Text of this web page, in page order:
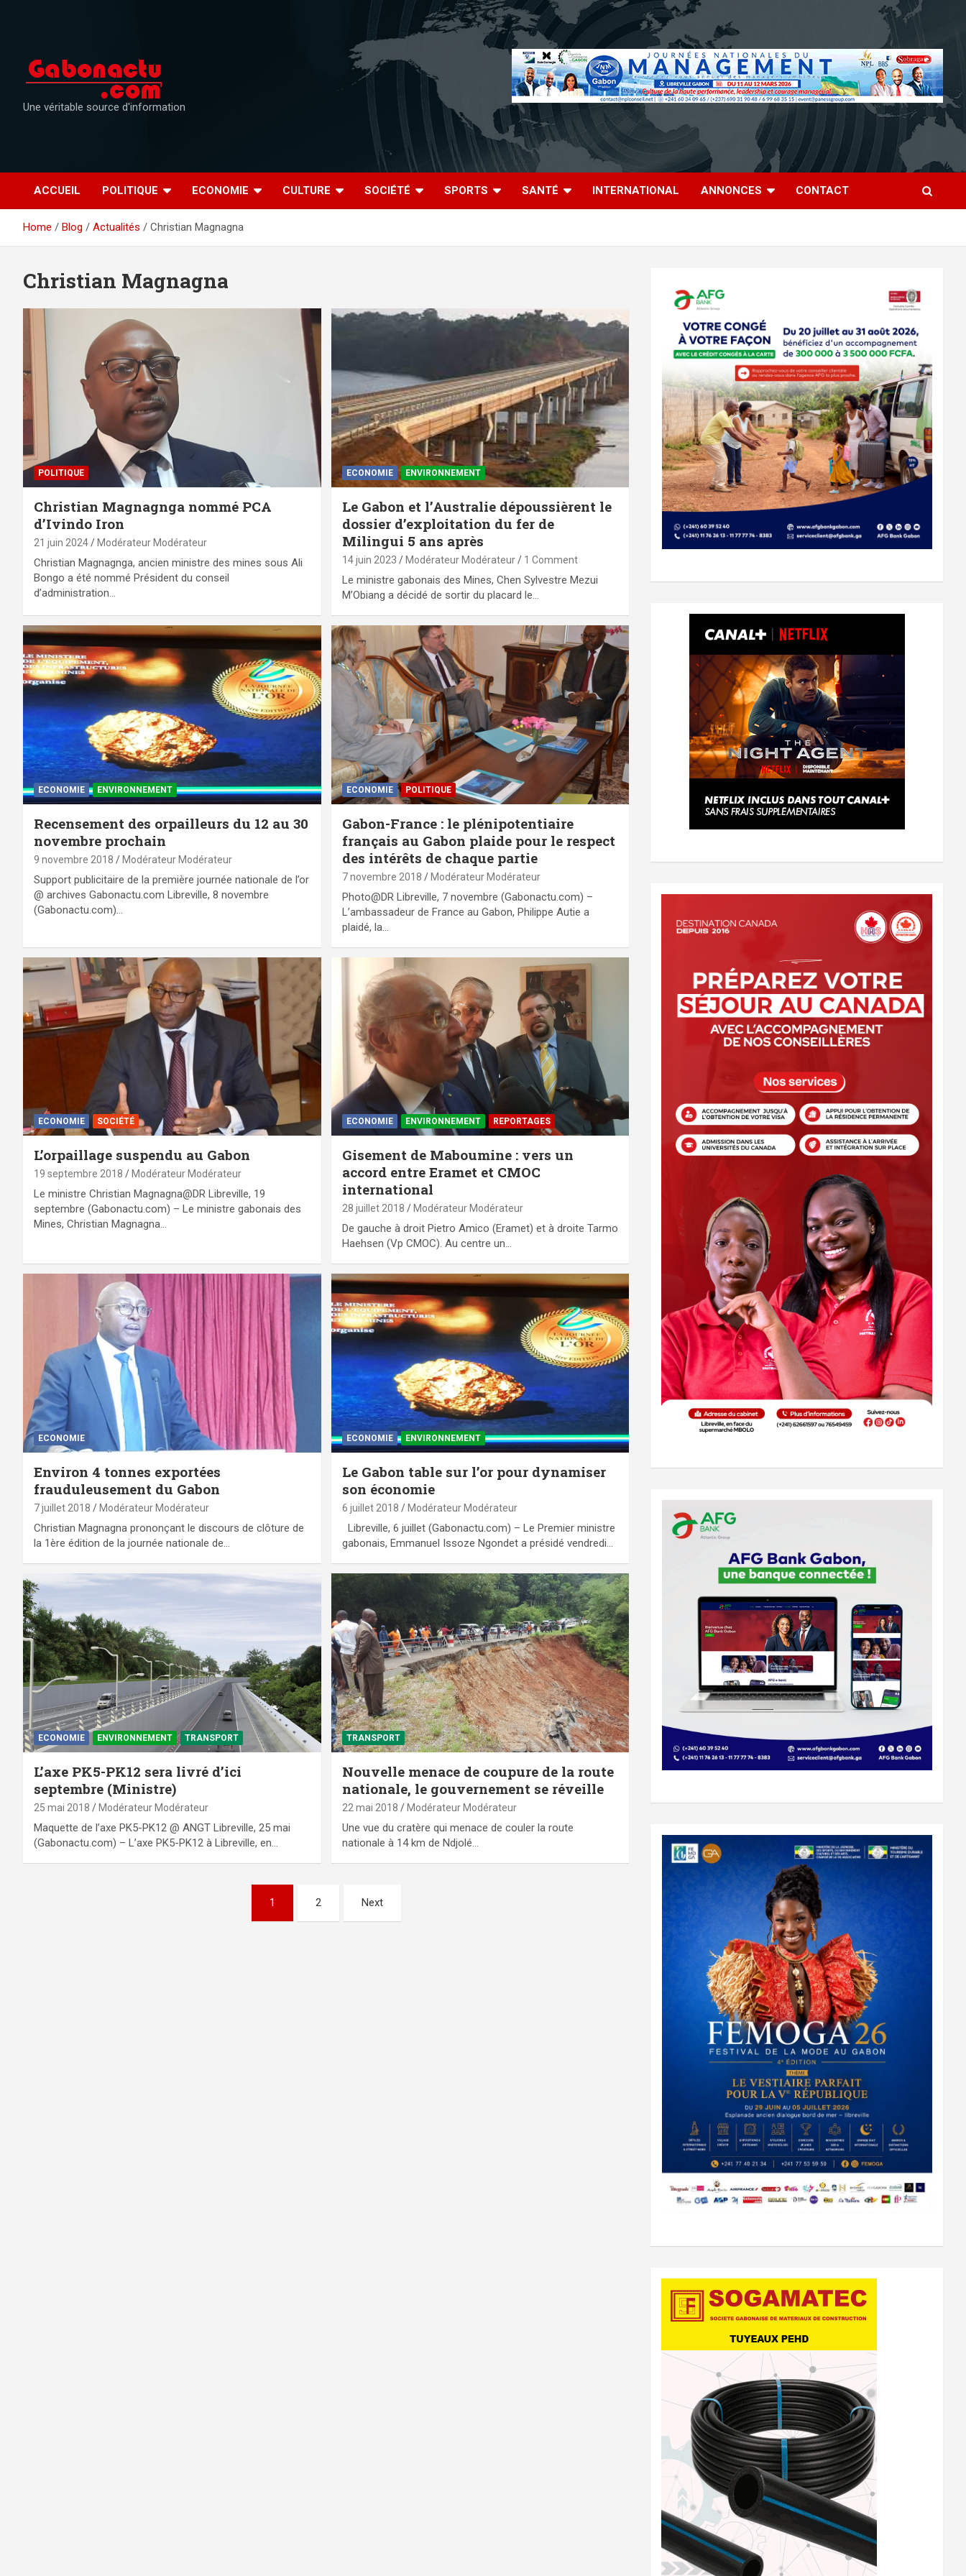
Une véritable source d'information
ACCUEIL POLITIQUE ECONOMIE CULTURE SOCIÉTÉ SPORTS SANTÉ INTERNATIONAL ANNONCES CONTACT
Home Blog Actualités Christian Magnagna
Christian Magnagna
POLITIQUE
Christian Magnagnga nommé PCA
d’Ivindo Iron
21 juin 2024 Modérateur Modérateur
Christian Magnagnga, ancien ministre des mines sous Ali
Bongo a été nommé Président du conseil
d’administration…
ECONOMIE ENVIRONNEMENT
Le Gabon et l’Australie dépoussièrent le
dossier d’exploitation du fer de
Milingui 5 ans après
14 juin 2023 Modérateur Modérateur 1 Comment
Le ministre gabonais des Mines, Chen Sylvestre Mezui
M’Obiang a décidé de sortir du placard le…
ECONOMIE ENVIRONNEMENT
Recensement des orpailleurs du 12 au 30
novembre prochain
9 novembre 2018 Modérateur Modérateur
Support publicitaire de la première journée nationale de l’or
@ archives Gabonactu.com Libreville, 8 novembre
(Gabonactu.com)…
ECONOMIE POLITIQUE
Gabon-France : le plénipotentiaire
français au Gabon plaide pour le respect
des intérêts de chaque partie
7 novembre 2018 Modérateur Modérateur
Photo@DR Libreville, 7 novembre (Gabonactu.com) –
L’ambassadeur de France au Gabon, Philippe Autie a
plaidé, la…
ECONOMIE SOCIÉTÉ
L’orpaillage suspendu au Gabon
19 septembre 2018 Modérateur Modérateur
Le ministre Christian Magnagna@DR Libreville, 19
septembre (Gabonactu.com) – Le ministre gabonais des
Mines, Christian Magnagna…
ECONOMIE ENVIRONNEMENT REPORTAGES
Gisement de Maboumine : vers un
accord entre Eramet et CMOC
international
28 juillet 2018 Modérateur Modérateur
De gauche à droit Pietro Amico (Eramet) et à droite Tarmo
Haehsen (Vp CMOC). Au centre un…
ECONOMIE
Environ 4 tonnes exportées
frauduleusement du Gabon
7 juillet 2018 Modérateur Modérateur
Christian Magnagna prononçant le discours de clôture de
la 1ère édition de la journée nationale de…
ECONOMIE ENVIRONNEMENT
Le Gabon table sur l’or pour dynamiser
son économie
6 juillet 2018 Modérateur Modérateur
Libreville, 6 juillet (Gabonactu.com) – Le Premier ministre
gabonais, Emmanuel Issoze Ngondet a présidé vendredi…
ECONOMIE ENVIRONNEMENT TRANSPORT
L’axe PK5-PK12 sera livré d’ici
septembre (Ministre)
25 mai 2018 Modérateur Modérateur
Maquette de l’axe PK5-PK12 @ ANGT Libreville, 25 mai
(Gabonactu.com) – L’axe PK5-PK12 à Libreville, en…
TRANSPORT
Nouvelle menace de coupure de la route
nationale, le gouvernement se réveille
22 mai 2018 Modérateur Modérateur
Une vue du cratère qui menace de couler la route
nationale à 14 km de Ndjolé…
1 2 Next